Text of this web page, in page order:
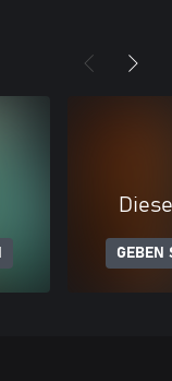
GEBEN